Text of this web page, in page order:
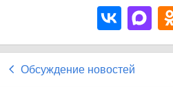
Обсуждение новостей